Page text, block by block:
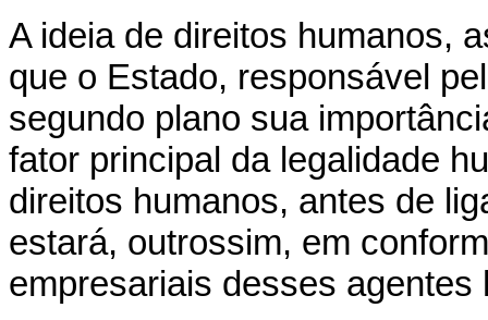
A ideia de direitos humanos,
que o Estado, responsável
segundo plano sua
fator principal da legalidade
direitos humanos, antes de
estará, outrossim, em
empresariais desses agentes